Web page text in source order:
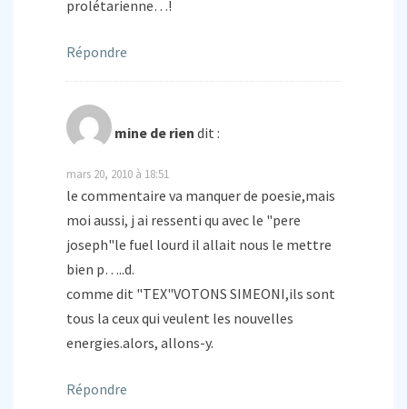
prolétarienne…!
Répondre
mine de rien dit :
mars 20, 2010 à 18:51
le commentaire va manquer de poesie,mais
moi aussi, j ai ressenti qu avec le "pere
joseph"le fuel lourd il allait nous le mettre
bien p…..d.
comme dit "TEX"VOTONS SIMEONI,ils sont
tous la ceux qui veulent les nouvelles
energies.alors, allons-y.
Répondre